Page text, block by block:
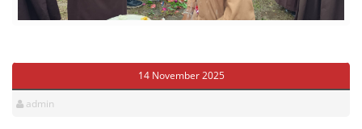
14 November 2025
admin